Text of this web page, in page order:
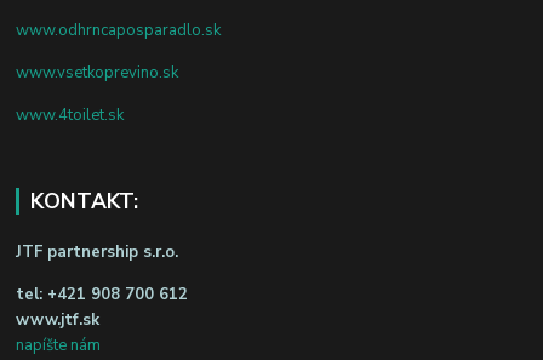
www.odhrncaposparadlo.sk
www.vsetkoprevino.sk
www.4toilet.sk
KONTAKT:
JTF partnership s.r.o.
tel: +421 908 700 612
www.jtf.sk
napíšte nám